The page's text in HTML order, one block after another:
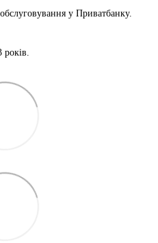
у Приватбанку.
років.